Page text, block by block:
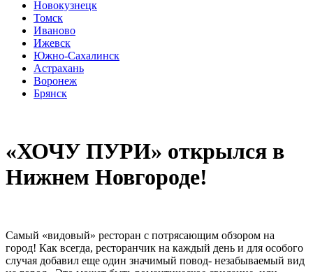
Новокузнецк
Томск
Иваново
Ижевск
Южно-Сахалинск
Астрахань
Воронеж
Брянск
«ХОЧУ ПУРИ» открылся в
Нижнем Новгороде!
Самый «видовый» ресторан с потрясающим обзором на
город! Как всегда, ресторанчик на каждый день и для особого
случая добавил еще один значимый повод- незабываемый вид